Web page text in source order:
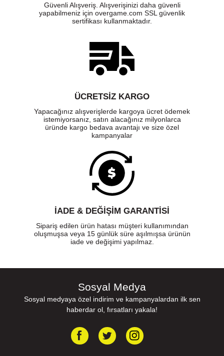
Güvenli Alışveriş. Alışverişinizi daha güvenli
yapabilmeniz için overgame.com SSL güvenlik
sertifikası kullanmaktadır.
ÜCRETSIZ KARGO
Yapacağınız alışverişlerde kargoya ücret ödemek
istemiyorsanız, satın alacağınız milyonlarca
üründe kargo bedava avantajı ve size özel
kampanyalar
İADE & DEĞİŞİM GARANTİSİ
Sipariş edilen ürün hatası müşteri kullanımından
oluşmuşsa veya 15 günlük süre aşılmışsa ürünün
iade ve değişimi yapılmaz.
Sosyal Medya
Sosyal medyaya özel indirim ve kampanyalardan ilk sen
haberdar ol, fırsatları yakala!